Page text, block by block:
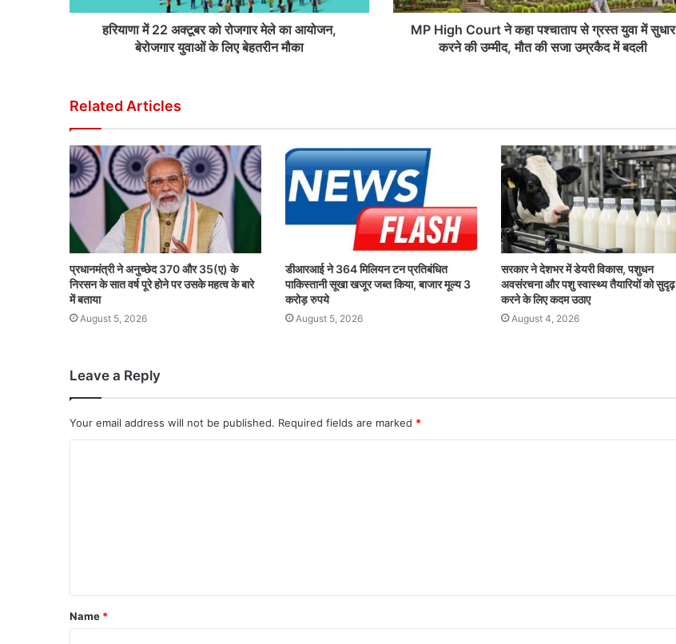
हरियाणा में 22 अक्टूबर को रोजगार मेले का आयोजन,
बेरोजगार युवाओं के लिए बेहतरीन मौका
MP High Court ने कहा पश्चाताप से ग्रस्त युवा में सुधार
करने की उम्‍मीद, मौत की सजा उम्रकैद में बदली
Related Articles
प्रधानमंत्री ने अनुच्छेद 370 और 35(ए) के
निरसन के सात वर्ष पूरे होने पर उसके महत्व के बारे
में बताया
August 5, 2026
डीआरआई ने 364 मिलियन टन प्रतिबंधित
पाकिस्तानी सूखा खजूर जब्त किया, बाजार मूल्य 3
करोड़ रुपये
August 5, 2026
सरकार ने देशभर में डेयरी विकास, पशुधन
अवसंरचना और पशु स्वास्थ्य तैयारियों को सुदृढ़
करने के लिए कदम उठाए
August 4, 2026
Leave a Reply
Your email address will not be published. Required fields are marked *
Name *